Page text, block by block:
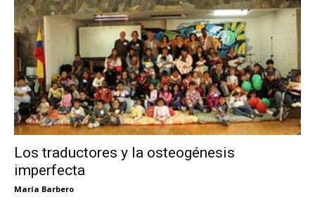
Los traductores y la osteogénesis
imperfecta
María Barbero